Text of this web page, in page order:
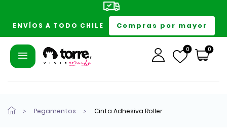
ENVÍOS A TODO CHILE Compras por mayor
0 0
Pegamentos Cinta Adhesiva Roller